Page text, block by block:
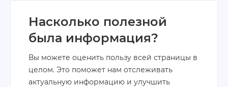
Насколько полезной
была информация?
Вы можете оценить пользу всей страницы в
целом. Это поможет нам отслеживать
актуальную информацию и улучшить